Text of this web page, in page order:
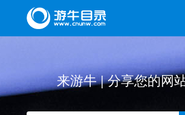
来游牛 | 分享您的网